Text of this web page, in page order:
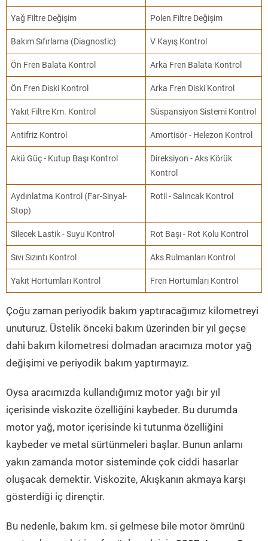
Yağ Filtre Değişim Polen Filtre Değişim
Bakım Sıfırlama (Diagnostic) V Kayış Kontrol
Ön Fren Balata Kontrol Arka Fren Balata Kontrol
Ön Fren Diski Kontrol Arka Fren Diski Kontrol
Yakıt Filtre Km. Kontrol Süspansiyon Sistemi Kontrol
Antifriz Kontrol Amortisör - Helezon Kontrol
Akü Güç - Kutup Başı Kontrol
Direksiyon - Aks Körük
Kontrol
Aydınlatma Kontrol (Far-Sinyal-
Stop)
Rotil - Salıncak Kontrol
Silecek Lastik - Suyu Kontrol Rot Başı - Rot Kolu Kontrol
Sıvı Sızıntı Kontrol Aks Rulmanları Kontrol
Yakıt Hortumları Kontrol Fren Hortumları Kontrol
Çoğu zaman periyodik bakım yaptıracağımız kilometreyi
unuturuz. Üstelik önceki bakım üzerinden bir yıl geçse
dahi bakım kilometresi dolmadan aracımıza motor yağ
değişimi ve periyodik bakım yaptırmayız.
Oysa aracımızda kullandığımız motor yağı bir yıl
içerisinde viskozite özelliğini kaybeder. Bu durumda
motor yağ, motor içerisinde ki tutunma özelliğini
kaybeder ve metal sürtünmeleri başlar. Bunun anlamı
yakın zamanda motor sisteminde çok ciddi hasarlar
oluşacak demektir. Viskozite, Akışkanın akmaya karşı
gösterdiği iç dirençtir.
Bu nedenle, bakım km. si gelmese bile motor ömrünü